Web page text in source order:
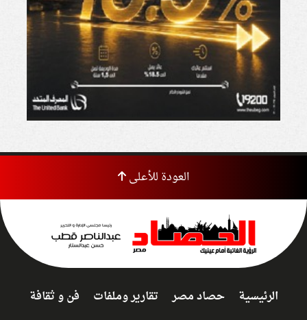
العودة للأعلى
الرئيسية حصاد مصر تقارير وملفات
فن و ثقافة